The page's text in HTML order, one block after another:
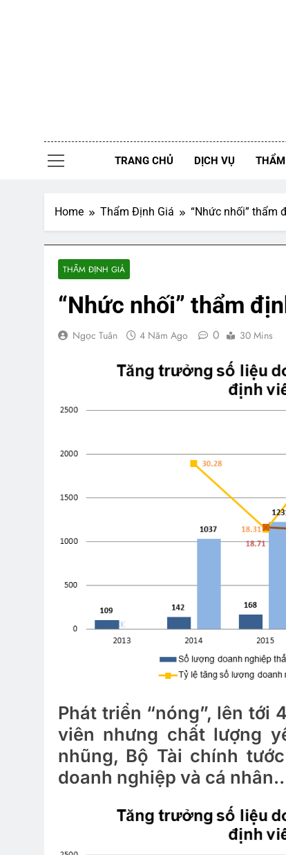
TRANG CHỦ DỊCH VỤ
Home Thẩm Định Giá “Nhức nhối” thẩm
THẨM ĐỊNH GIÁ
“Nhức nhối” thẩm
Ngọc Tuân 4 Năm Ago 0 30 Mins
Phát triển “nóng”, lên tới
viên nhưng chất lượng
nhũng, Bộ Tài chính
doanh nghiệp và cá